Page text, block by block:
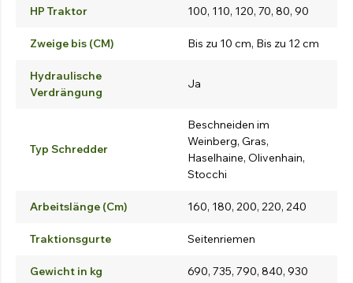
HP Traktor 100, 110, 120, 70, 80, 90
Zweige bis (CM) Bis zu 10 cm, Bis zu 12 cm
Hydraulische
Verdrängung
Ja
Typ Schredder
Beschneiden im
Weinberg, Gras,
Haselhaine, Olivenhain,
Stocchi
Arbeitslänge (Cm) 160, 180, 200, 220, 240
Traktionsgurte Seitenriemen
Gewicht in kg 690, 735, 790, 840, 930